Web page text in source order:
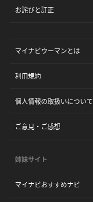
お詫びと訂正
マイナビウーマンとは
利用規約
個人情報の取扱いについて
ご意見・ご感想
姉妹サイト
マイナビおすすめナビ